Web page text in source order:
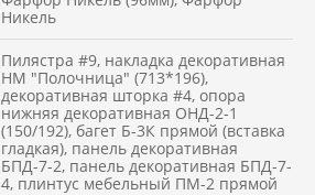
Никель
Пилястра #9, накладка декоративная
НМ "Полочница" (713*196),
декоративная шторка #4, опора
нижняя декоративная ОНД-2-1
(150/192), багет Б-3К прямой (вставка
гладкая), панель декоративная
БПД-7-2, панель декоративная БПД-7-
4, плинтус мебельный ПМ-2 прямой